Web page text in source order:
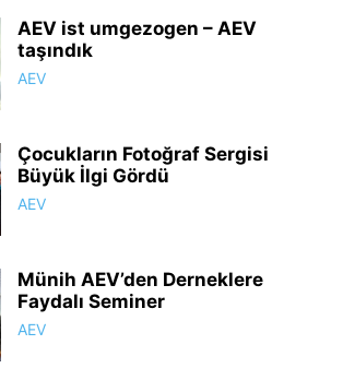
AEV ist umgezogen – AEV
taşındık
AEV
Çocukların Fotoğraf Sergisi
Büyük İlgi Gördü
AEV
Münih AEV’den Derneklere
Faydalı Seminer
AEV